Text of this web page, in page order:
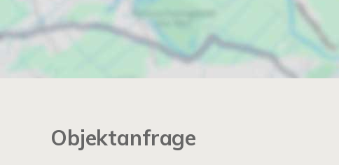
Objektanfrage